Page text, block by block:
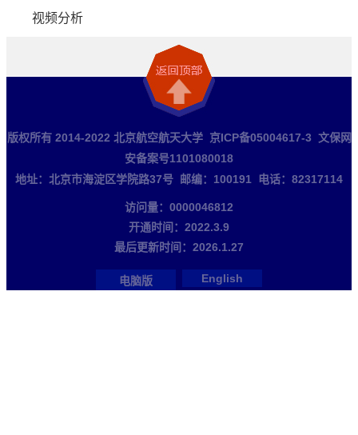
视频分析
版权所有 2014-2022 北京航空航天大学 京ICP备05004617-3 文保网
安备案号1101080018
地址：北京市海淀区学院路37号 邮编：100191 电话：82317114
访问量： 0000046812
开通时间： 2022.3.9
最后更新时间： 2026.1.27
电脑版 English